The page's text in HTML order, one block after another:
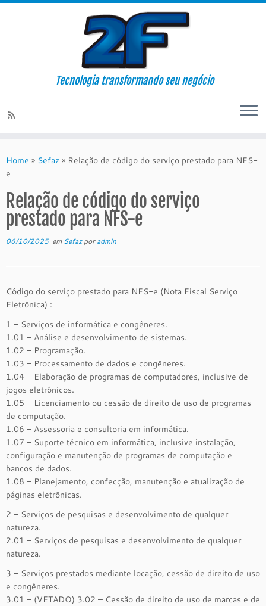
content
Tecnologia transformando seu negócio
Home » Sefaz » Relação de código do serviço prestado para NFS-
e
Relação de código do serviço
prestado para NFS-e
06/10/2025em Sefazporadmin
Código do serviço prestado para NFS-e (Nota Fiscal Serviço
Eletrônica) :
1 – Serviços de informática e congêneres.
1.01 – Análise e desenvolvimento de sistemas.
1.02 – Programação.
1.03 – Processamento de dados e congêneres.
1.04 – Elaboração de programas de computadores, inclusive de
jogos eletrônicos.
1.05 – Licenciamento ou cessão de direito de uso de programas
de computação.
1.06 – Assessoria e consultoria em informática.
1.07 – Suporte técnico em informática, inclusive instalação,
configuração e manutenção de programas de computação e
bancos de dados.
1.08 – Planejamento, confecção, manutenção e atualização de
páginas eletrônicas.
2 – Serviços de pesquisas e desenvolvimento de qualquer
natureza.
2.01 – Serviços de pesquisas e desenvolvimento de qualquer
natureza.
3 – Serviços prestados mediante locação, cessão de direito de uso
e congêneres.
3.01 – (VETADO) 3.02 – Cessão de direito de uso de marcas e de